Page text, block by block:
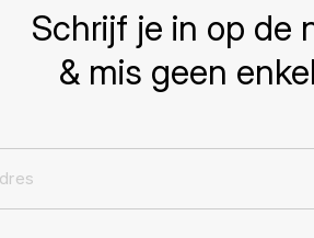
Schrijf je in op de
& mis geen